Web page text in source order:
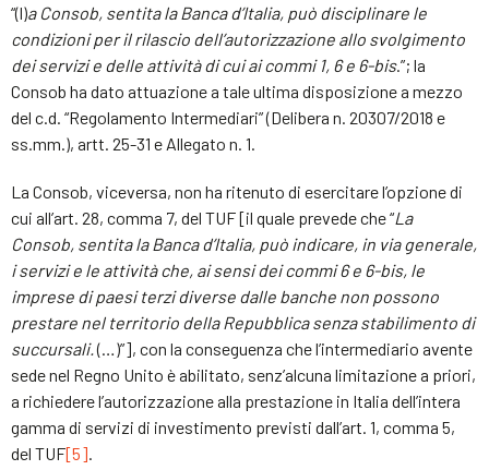
“(l)a Consob, sentita la Banca d’Italia, può disciplinare le
condizioni per il rilascio dell’autorizzazione allo svolgimento
dei servizi e delle attività di cui ai commi 1, 6 e 6-bis.”; la
Consob ha dato attuazione a tale ultima disposizione a mezzo
del c.d. “Regolamento Intermediari” (Delibera n. 20307/2018 e
ss.mm.), artt. 25-31 e Allegato n. 1.
La Consob, viceversa, non ha ritenuto di esercitare l’opzione di
cui all’art. 28, comma 7, del TUF [il quale prevede che “La
Consob, sentita la Banca d’Italia, può indicare, in via generale,
i servizi e le attività che, ai sensi dei commi 6 e 6-bis, le
imprese di paesi terzi diverse dalle banche non possono
prestare nel territorio della Repubblica senza stabilimento di
succursali.(…)”], con la conseguenza che l’intermediario avente
sede nel Regno Unito è abilitato, senz’alcuna limitazione a priori,
a richiedere l’autorizzazione alla prestazione in Italia dell’intera
gamma di servizi di investimento previsti dall’art. 1, comma 5,
del TUF[5].